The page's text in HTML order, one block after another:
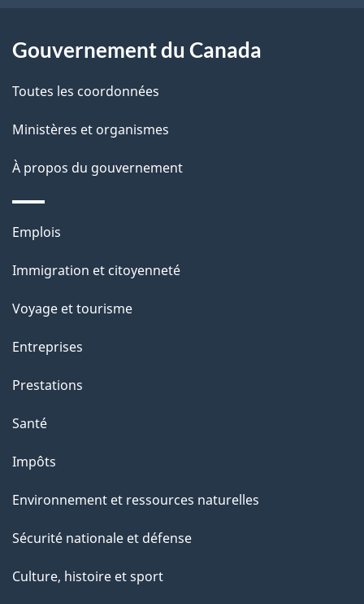
a
g
e
a
c
i
o
s
u
e
t
e
g
Gouvernement du Canada
Toutes les coordonnées
Ministères et organismes
À propos du gouvernement
Thèmes
sujets
Emplois
Immigration et citoyenneté
Voyage et tourisme
Entreprises
Prestations
Santé
Impôts
Environnement et ressources naturelles
Sécurité nationale et défense
Culture, histoire et sport